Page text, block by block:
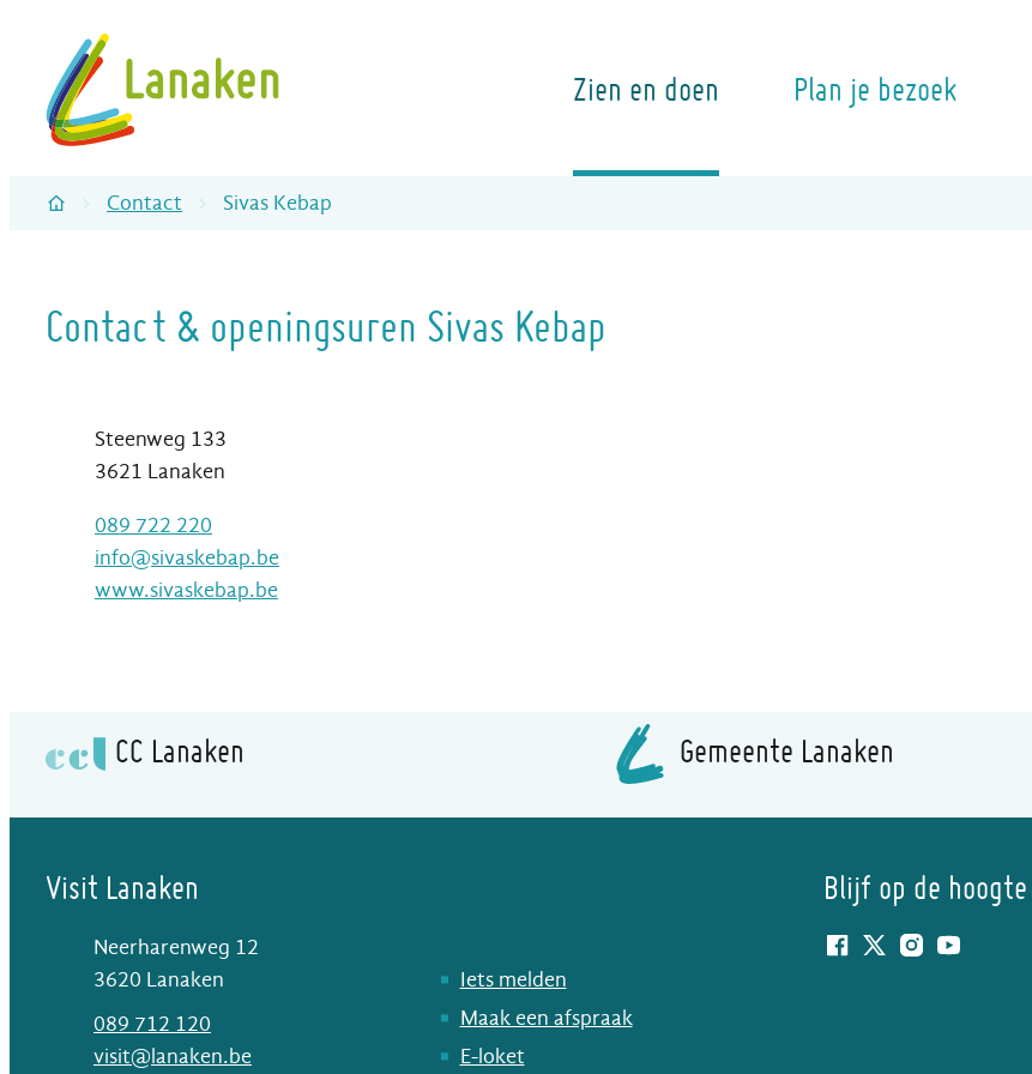
Naar inhoud
Toerisme gemeente Lanaken
Zien en doen Plan je bezoek
Startpagina
Contact Sivas Kebap
Contact & openingsuren Sivas Kebap
AdresSteenweg 133
,3621 Lanaken
089 722 220
E-mailinfo@sivaskebap.be
Websitewww.sivaskebap.be
CC Lanaken Gemeente Lanaken
Visit Lanaken
Neerharenweg 12
,3620 Lanaken
089 712 120
E-mailvisit@lanaken.be
Iets melden
Maak een afspraak
E-loket
Blijf op de hoogte
Facebook
TwitterInstagram
YouTube